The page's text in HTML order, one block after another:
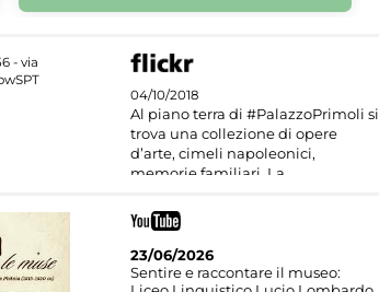
04/10/2018
Al piano terra di #PalazzoPrimoli si
trova una collezione di opere
d’arte, cimeli napoleonici,
memorie familiari. La
23/06/2026
Sentire e raccontare il museo: